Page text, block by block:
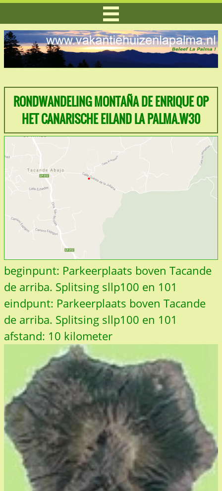
RONDWANDELING MONTAÑA DE ENRIQUE OP
HET CANARISCHE EILAND LA PALMA.W30
beginpunt: Parkeerplaats boven Tacande
de arriba. Splitsing sllp100 en 101
eindpunt: Parkeerplaats boven Tacande
de arriba. Splitsing sllp100 en 101
afstand: 10 kilometer